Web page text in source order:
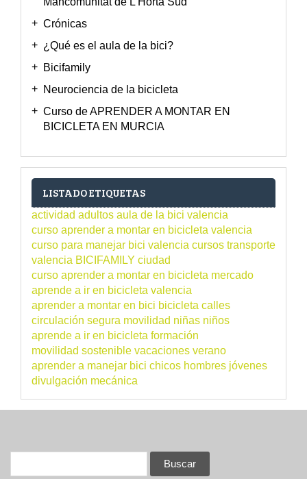
Crónicas
¿Qué es el aula de la bici?
Bicifamily
Neurociencia de la bicicleta
Curso de APRENDER A MONTAR EN
BICICLETA EN MURCIA
LISTADO ETIQUETAS
actividad adultos aula de la bici valencia
curso aprender a montar en bicicleta valencia
curso para manejar bici valencia cursos transporte
valencia BICIFAMILY ciudad
curso aprender a montar en bicicleta mercado
aprende a ir en bicicleta valencia
aprender a montar en bici bicicleta calles
circulación segura movilidad niñas niños
aprende a ir en bicicleta formación
movilidad sostenible vacaciones verano
aprender a manejar bici chicos hombres jóvenes
divulgación mecánica
Buscar